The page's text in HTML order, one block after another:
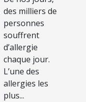
des milliers de
personnes
souffrent
d’allergie
chaque jour.
L’une des
allergies les
plus...